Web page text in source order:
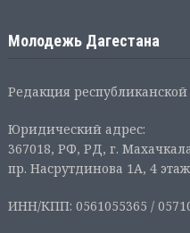
Молодежь Дагестана
Редакция
Юридический адрес:
367018, РФ, РД, г.
пр. Насрутдинова 1А, 4 этаж
ИНН/КПП: 0561055365 /